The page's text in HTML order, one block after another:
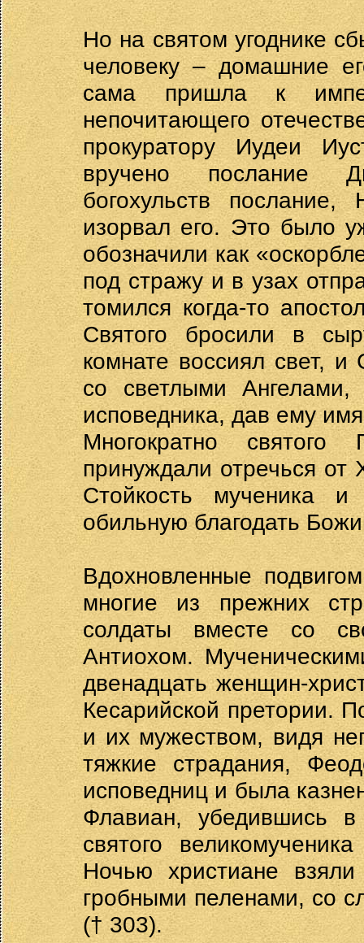
Но на святом угоднике
человеку – домашние
сама пришла к
непочитающего
прокуратору Иудеи
вручено послание
богохульств
изорвал его. Это было
обозначили как
под стражу и в узах
томился когда-то
Святого бросили в
комнате воссиял свет,
со светлыми
исповедника, дав ему
Многократно
принуждали отречься от
Стойкость мученика
обильную благодать
Вдохновленные
многие из прежних
солдаты вместе со
Антиохом.
двенадцать женщин-
Кесарийской претории.
и их мужеством, видя
тяжкие страдания,
исповедниц и была
Флавиан, убедившись в
святого
Ночью христиане
гробными пеленами, со
(† 303).